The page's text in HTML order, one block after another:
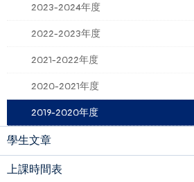
2023-2024年度
2022-2023年度
2021-2022年度
2020-2021年度
2019-2020年度
學生文章
上課時間表